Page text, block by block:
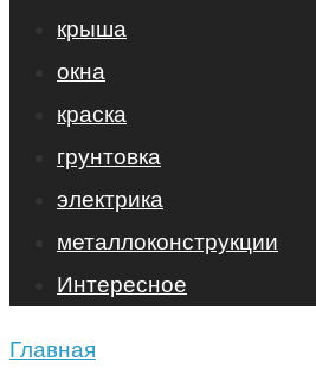
крыша
окна
краска
грунтовка
электрика
металлоконструкции
Интересное
Главная